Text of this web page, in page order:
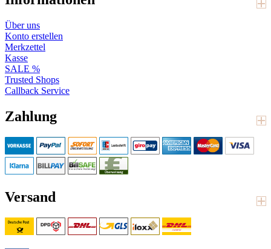
Über uns
Konto erstellen
Merkzettel
Kasse
SALE %
Trusted Shops
Callback Service
Zahlung
Versand